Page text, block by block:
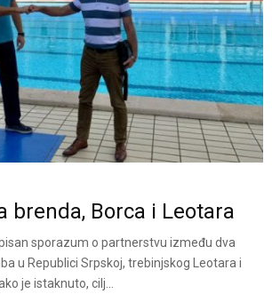
brenda, Borca i Leotara
sporazum o partnerstvu između dva
u Republici Srpskoj, trebinjskog Leotara i
je istaknuto, cilj...